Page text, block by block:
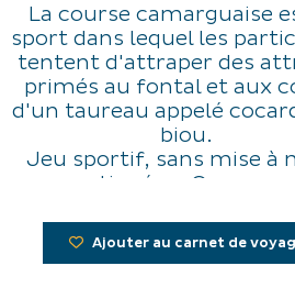
La course camarguaise
sport dans lequel les
tentent d'attraper des
primés au fontal et aux
d'un taureau appelé
biou.
Jeu sportif, sans mise à
pratiqué en Camargue.
Ajouter au carnet de